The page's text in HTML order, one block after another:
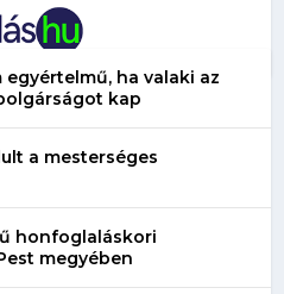
egyértelmű, ha valaki az
kap
a mesterséges
honfoglaláskori
megyében